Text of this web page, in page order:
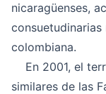
nicaragüenses,
colombiana.
En 2001, el
similares de las